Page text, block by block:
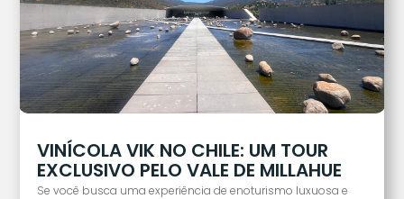
VINÍCOLA VIK NO CHILE: UM TOUR
EXCLUSIVO PELO VALE DE MILLAHUE
Se você busca uma experiência de enoturismo luxuosa e